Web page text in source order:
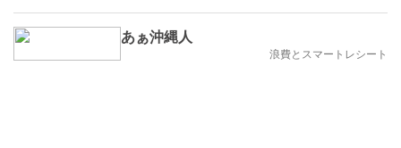
あぁ沖縄人
浪費とスマートレシート